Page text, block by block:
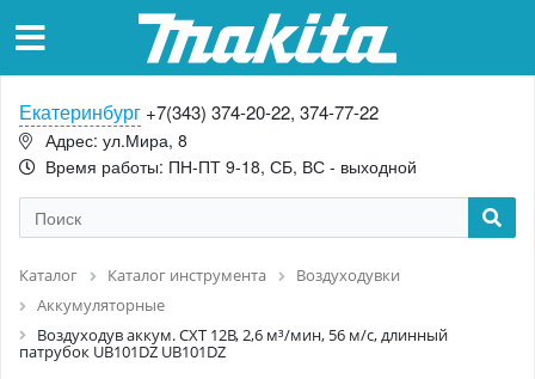
Екатеринбург +7(343) 374-20-22, 374-77-22
Адрес: ул.Мира, 8
Время работы: ПН-ПТ 9-18, СБ, ВС - выходной
Каталог Каталог инструмента
Воздуходувки
Аккумуляторные
Воздуходув аккум. CXT 12В, 2,6 м³/мин, 56 м/с, длинный
патрубок UB101DZ UB101DZ